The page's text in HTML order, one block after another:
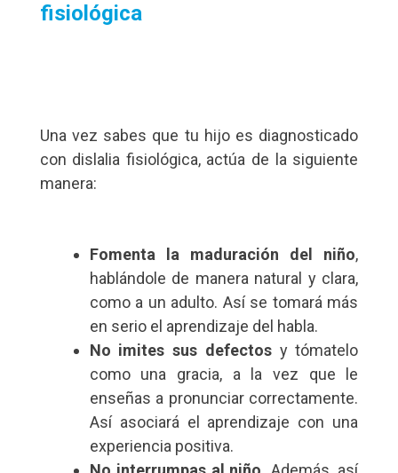
fisiológica
Una vez sabes que tu hijo es diagnosticado
con dislalia fisiológica, actúa de la siguiente
manera:
Fomenta la maduración del niño,
hablándole de manera natural y clara,
como a un adulto. Así se tomará más
en serio el aprendizaje del habla.
No imites sus defectos y tómatelo
como una gracia, a la vez que le
enseñas a pronunciar correctamente.
Así asociará el aprendizaje con una
experiencia positiva.